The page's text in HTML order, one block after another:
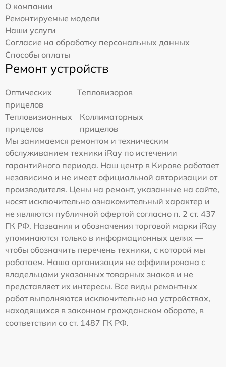
О компании
Ремонтируемые модели
Наши услуги
Согласие на обработку персональных данных
Способы оплаты
Ремонт устройств
Оптических
прицелов
Тепловизоров
Тепловизионных
прицелов
Коллиматорных
прицелов
Мы занимаемся ремонтом и техническим
обслуживанием техники iRay по истечении
гарантийного периода. Наш центр в Кирове работает
независимо и не имеет официальной авторизации от
производителя. Цены на ремонт, указанные на сайте,
носят исключительно ознакомительный характер и
не являются публичной офертой согласно п. 2 ст. 437
ГК РФ. Названия и обозначения торговой марки iRay
упоминаются только в информационных целях —
чтобы обозначить перечень техники, с которой мы
работаем. Наша организация не аффилирована с
владельцами указанных товарных знаков и не
представляет их интересы. Все виды ремонтных
работ выполняются исключительно на устройствах,
находящихся в законном гражданском обороте, в
соответствии со ст. 1487 ГК РФ.